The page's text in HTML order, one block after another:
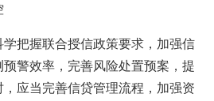
把握联合授信政策要求，加强信
警效率，完善风险处置预案，提
应当完善信贷管理流程，加强资